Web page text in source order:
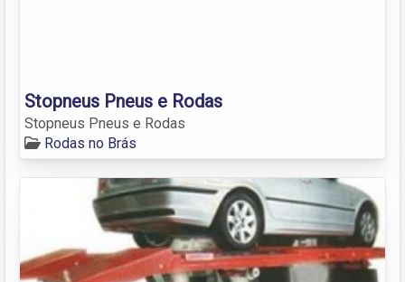
Stopneus Pneus e Rodas
Stopneus Pneus e Rodas
Rodas no Brás